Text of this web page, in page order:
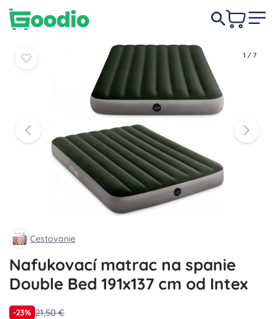
1 / 7
Cestovanie
Nafukovací matrac na spanie
Double Bed 191x137 cm od Intex
-23% 21,50 €
-23% 21,50 €
Do košíka